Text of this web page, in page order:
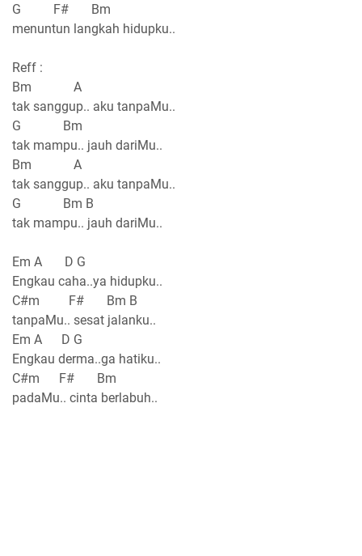
G F# Bm
menuntun langkah hidupku..
Reff :
Bm A
tak sanggup.. aku tanpaMu..
G Bm
tak mampu.. jauh dariMu..
Bm A
tak sanggup.. aku tanpaMu..
G Bm B
tak mampu.. jauh dariMu..
Em A D G
Engkau caha..ya hidupku..
C#m F# Bm B
tanpaMu.. sesat jalanku..
Em A D G
Engkau derma..ga hatiku..
C#m F# Bm
padaMu.. cinta berlabuh..